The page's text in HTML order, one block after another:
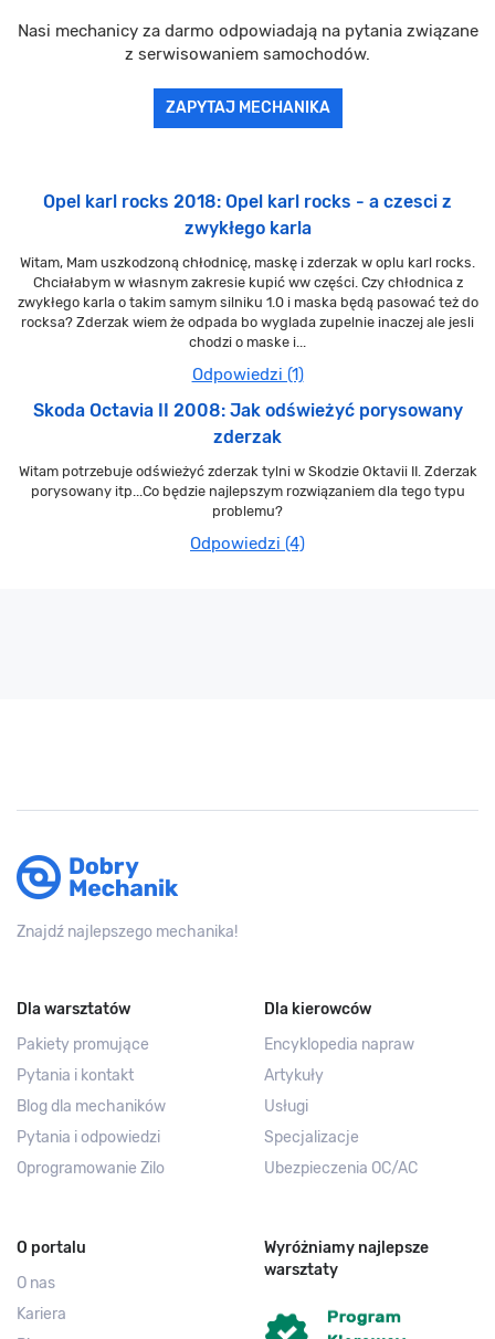
Nasi mechanicy za darmo odpowiadają na pytania związane
z serwisowaniem samochodów.
ZAPYTAJ MECHANIKA
Opel karl rocks 2018: Opel karl rocks - a czesci z
zwykłego karla
Witam, Mam uszkodzoną chłodnicę, maskę i zderzak w oplu karl rocks.
Chciałabym w własnym zakresie kupić ww części. Czy chłodnica z
zwykłego karla o takim samym silniku 1.0 i maska będą pasować też do
rocksa? Zderzak wiem że odpada bo wyglada zupelnie inaczej ale jesli
chodzi o maske i...
Odpowiedzi (1)
Skoda Octavia II 2008: Jak odświeżyć porysowany
zderzak
Witam potrzebuje odświeżyć zderzak tylni w Skodzie Oktavii II. Zderzak
porysowany itp...Co będzie najlepszym rozwiązaniem dla tego typu
problemu?
Odpowiedzi (4)
Znajdź najlepszego mechanika!
Dla warsztatów
Pakiety promujące
Pytania i kontakt
Blog dla mechaników
Pytania i odpowiedzi
Oprogramowanie Zilo
Dla kierowców
Encyklopedia napraw
Artykuły
Usługi
Specjalizacje
Ubezpieczenia OC/AC
O portalu
O nas
Kariera
Wyróżniamy najlepsze
warsztaty